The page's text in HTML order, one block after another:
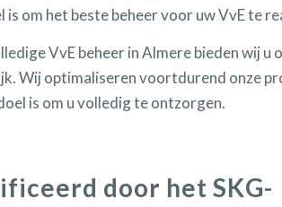
is om het beste beheer voor uw VvE te
VvE beheer in Almere bieden wij
Wij optimaliseren voortdurend onze
is om u volledig te ontzorgen.
door het SKG-